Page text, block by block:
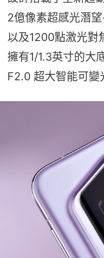
2億像素超感光潛
以及1200點激光對
擁有1/1.3英寸的大
F2.0 超大智能可變